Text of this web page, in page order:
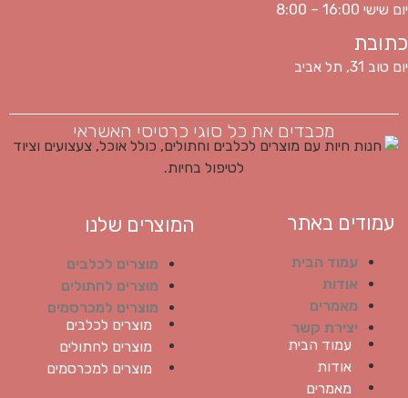
יום שישי 16:00 – 8:00
כתובת
יום טוב 31, תל אביב
מכבדים את כל סוגי כרטיסי האשראי
עמודים באתר
עמוד הבית
אודות
מאמרים
יצירת קשר
עמוד הבית
אודות
מאמרים
המוצרים שלנו
מוצרים לכלבים
מוצרים לחתולים
מוצרים למכרסמים
מוצרים לכלבים
מוצרים לחתולים
מוצרים למכרסמים